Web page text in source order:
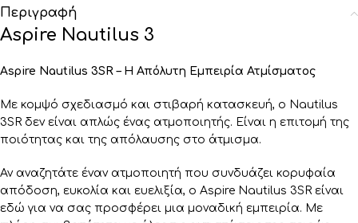
Περιγραφή
Aspire Nautilus 3
Aspire Nautilus 3SR – Η Απόλυτη Εμπειρία Ατμίσματος
Με κομψό σχεδιασμό και στιβαρή κατασκευή, ο Nautilus
3SR δεν είναι απλώς ένας ατμοποιητής. Είναι η επιτομή της
ποιότητας και της απόλαυσης στο άτμισμα.
Αν αναζητάτε έναν ατμοποιητή που συνδυάζει κορυφαία
απόδοση, ευκολία και ευελιξία, ο Aspire Nautilus 3SR είναι
εδώ για να σας προσφέρει μια μοναδική εμπειρία. Με